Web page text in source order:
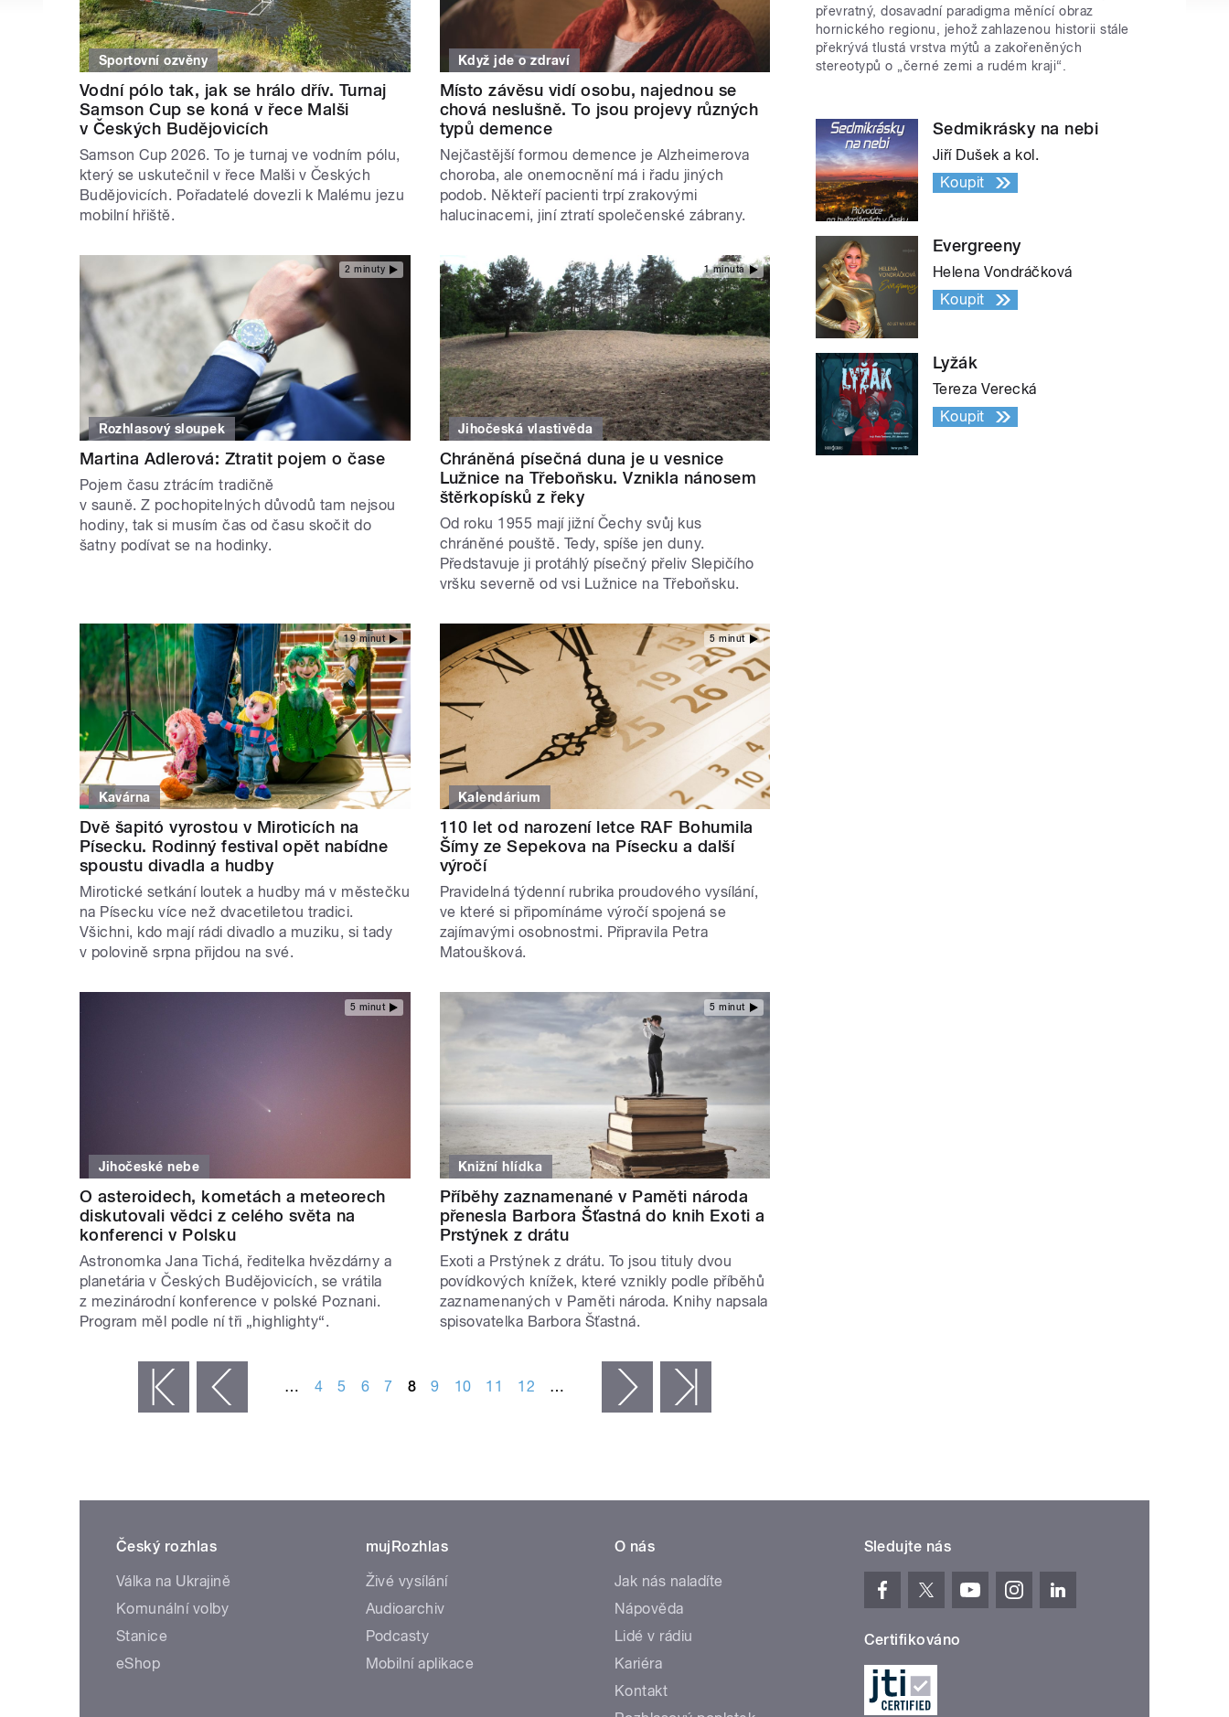
Sportovní ozvěny
Vodní pólo tak, jak se hrálo dřív. Turnaj
Samson Cup se koná v řece Malši
v Českých Budějovicích
Samson Cup 2026. To je turnaj ve vodním pólu,
který se uskutečnil v řece Malši v Českých
Budějovicích. Pořadatelé dovezli k Malému jezu
mobilní hřiště.
Když jde o zdraví
Místo závěsu vidí osobu, najednou se
chová neslušně. To jsou projevy různých
typů demence
Nejčastější formou demence je Alzheimerova
choroba, ale onemocnění má i řadu jiných
podob. Někteří pacienti trpí zrakovými
halucinacemi, jiní ztratí společenské zábrany.
2 minuty
Rozhlasový sloupek
Martina Adlerová: Ztratit pojem o čase
Pojem času ztrácím tradičně
v sauně. Z pochopitelných důvodů tam nejsou
hodiny, tak si musím čas od času skočit do
šatny podívat se na hodinky.
1 minuta
Jihočeská vlastivěda
Chráněná písečná duna je u vesnice
Lužnice na Třeboňsku. Vznikla nánosem
štěrkopísků z řeky
Od roku 1955 mají jižní Čechy svůj kus
chráněné pouště. Tedy, spíše jen duny.
Představuje ji protáhlý písečný přeliv Slepičího
vršku severně od vsi Lužnice na Třeboňsku.
19 minut
Kavárna
Dvě šapitó vyrostou v Miroticích na
Písecku. Rodinný festival opět nabídne
spoustu divadla a hudby
Mirotické setkání loutek a hudby má v městečku
na Písecku více než dvacetiletou tradici.
Všichni, kdo mají rádi divadlo a muziku, si tady
v polovině srpna přijdou na své.
5 minut
Kalendárium
110 let od narození letce RAF Bohumila
Šímy ze Sepekova na Písecku a další
výročí
Pravidelná týdenní rubrika proudového vysílání,
ve které si připomínáme výročí spojená se
zajímavými osobnostmi. Připravila Petra
Matoušková.
5 minut
Jihočeské nebe
O asteroidech, kometách a meteorech
diskutovali vědci z celého světa na
konferenci v Polsku
Astronomka Jana Tichá, ředitelka hvězdárny a
planetária v Českých Budějovicích, se vrátila
z mezinárodní konference v polské Poznani.
Program měl podle ní tři „highlighty“.
5 minut
Knižní hlídka
Příběhy zaznamenané v Paměti národa
přenesla Barbora Šťastná do knih Exoti a
Prstýnek z drátu
Exoti a Prstýnek z drátu. To jsou tituly dvou
povídkových knížek, které vznikly podle příběhů
zaznamenaných v Paměti národa. Knihy napsala
spisovatelka Barbora Šťastná.
‹ předchozí … 4 5 6 7 8 9 10 11 12 … následující ›
převratný, dosavadní paradigma měnící obraz
hornického regionu, jehož zahlazenou historii stále
překrývá tlustá vrstva mýtů a zakořeněných
stereotypů o „černé zemi a rudém kraji“.
Sedmikrásky na nebi
Jiří Dušek a kol.
Koupit
Evergreeny
Helena Vondráčková
Koupit
Lyžák
Tereza Verecká
Koupit
Český rozhlas
Válka na Ukrajině
Komunální volby
Stanice
eShop
mujRozhlas
Živé vysílání
Audioarchiv
Podcasty
Mobilní aplikace
O nás
Jak nás naladíte
Nápověda
Lidé v rádiu
Kariéra
Kontakt
Sledujte nás
Certifikováno